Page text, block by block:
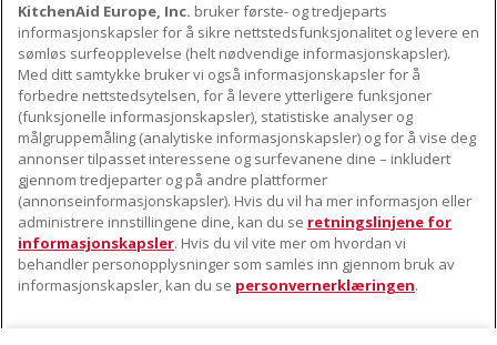
OM KITCHENAID
Merkets kjerne
Merkehistorie
ODR
VÅRE PRODUKTER
Små apparater
Produkttilbehør
KUNDESERVICE
Finn et servicesenter nær deg
Garanti og dokumenter
Kontaktinformasjon
FØLG OSS
KitchenAid Europe, Inc. bruker første- og tredjeparts
informasjonskapsler for å sikre nettstedsfunksjonalitet og levere en
sømløs surfeopplevelse (helt nødvendige informasjonskapsler).
Med ditt samtykke bruker vi også informasjonskapsler for å
forbedre nettstedsytelsen, for å levere ytterligere funksjoner
(funksjonelle informasjonskapsler), statistiske analyser og
målgruppemåling (analytiske informasjonskapsler) og for å vise deg
annonser tilpasset interessene og surfevanene dine – inkludert
gjennom tredjeparter og på andre plattformer
(annonseinformasjonskapsler). Hvis du vil ha mer informasjon eller
administrere innstillingene dine, kan du se retningslinjene for
informasjonskapsler. Hvis du vil vite mer om hvordan vi
behandler personopplysninger som samles inn gjennom bruk av
informasjonskapsler, kan du se personvernerklæringen.